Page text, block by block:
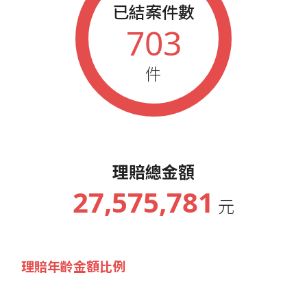
已結案件數
703
件
理賠總金額
27,575,781 元
理賠年齡金額比例